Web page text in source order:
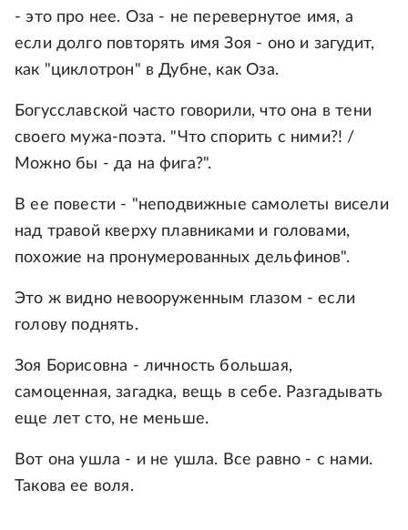
- это про нее. Оза - не перевернутое имя, а
если долго повторять имя Зоя - оно и загудит,
как "циклотрон" в Дубне, как Оза.
Богусславской часто говорили, что она в тени
своего мужа-поэта. "Что спорить с ними?! /
Можно бы - да на фига?".
В ее повести - "неподвижные самолеты висели
над травой кверху плавниками и головами,
похожие на пронумерованных дельфинов".
Это ж видно невооруженным глазом - если
голову поднять.
Зоя Борисовна - личность большая,
самоценная, загадка, вещь в себе. Разгадывать
еще лет сто, не меньше.
Вот она ушла - и не ушла. Все равно - с нами.
Такова ее воля.